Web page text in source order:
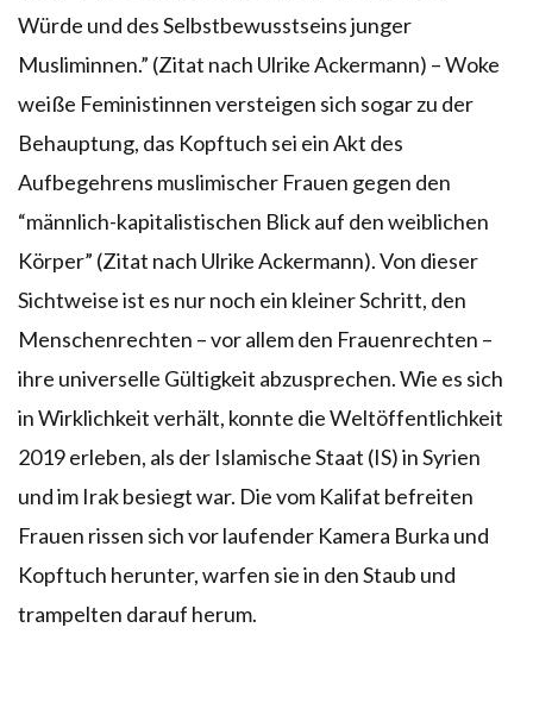
Würde und des Selbstbewusstseins junger
Musliminnen.” (Zitat nach Ulrike Ackermann) – Woke
weiße Feministinnen versteigen sich sogar zu der
Behauptung, das Kopftuch sei ein Akt des
Aufbegehrens muslimischer Frauen gegen den
“männlich-kapitalistischen Blick auf den weiblichen
Körper” (Zitat nach Ulrike Ackermann). Von dieser
Sichtweise ist es nur noch ein kleiner Schritt, den
Menschenrechten – vor allem den Frauenrechten –
ihre universelle Gültigkeit abzusprechen. Wie es sich
in Wirklichkeit verhält, konnte die Weltöffentlichkeit
2019 erleben, als der Islamische Staat (IS) in Syrien
und im Irak besiegt war. Die vom Kalifat befreiten
Frauen rissen sich vor laufender Kamera Burka und
Kopftuch herunter, warfen sie in den Staub und
trampelten darauf herum.